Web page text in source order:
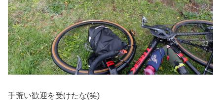
手荒い歓迎を受けたな(笑)